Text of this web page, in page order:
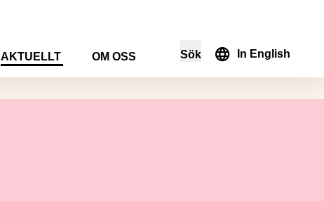
AKTUELLT OM OSS Sök In English